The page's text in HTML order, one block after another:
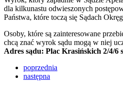
dla kilkunastu odwieszonych
Państwa, które toczą się Sądach
Osoby, które są zainteresowane
chcą znać wyrok sądu mogą w niej
Adres sądu: Plac Krasińskich 2/4/6
poprzednia
następna